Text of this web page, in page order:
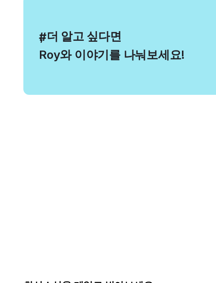
#
, 더 알고 싶다면
Roy와 이야기를 나눠보세요!